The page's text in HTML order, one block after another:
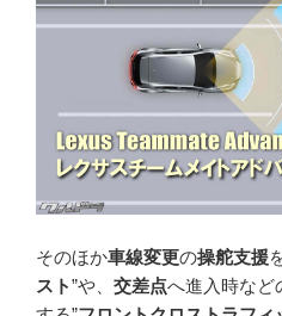
そのほか車線変更の操舵支援
スト”や、 交差点へ進入時など